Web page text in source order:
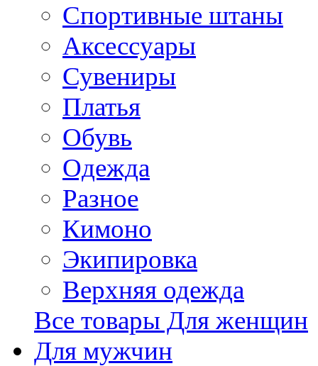
Спортивные штаны
Аксессуары
Сувениры
Платья
Обувь
Одежда
Разное
Кимоно
Экипировка
Верхняя одежда
Все товары Для женщин
Для мужчин